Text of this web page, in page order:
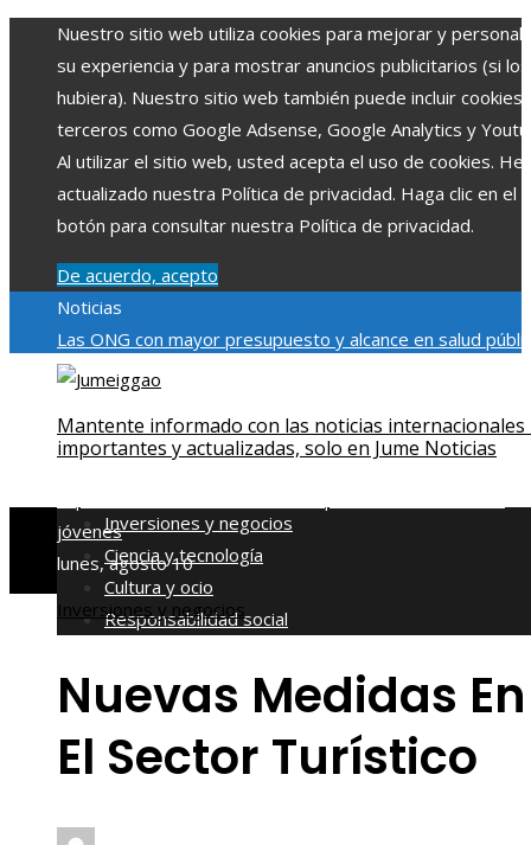
Nuestro sitio web utiliza cookies para mejorar y
su experiencia y para mostrar anuncios publicitarios (si los
hubiera). Nuestro sitio web también puede incluir cookies
terceros como Google Adsense, Google Analytics y
Al utilizar el sitio web, usted acepta el uso de cookies.
actualizado nuestra Política de privacidad. Haga clic en el
botón para consultar nuestra Política de privacidad.
De acuerdo, acepto
Noticias
Las ONG con mayor presupuesto y alcance en salud
educaciónImpacto económico y social de la estacionalidad
impacto en la regulación bancariaCómo la RSE impulsa el
desarrollo social y ambiental en comunidades chilenas
jóvenes
lunes, agosto 10
Mantente informado con las noticias internacionales
importantes y actualizadas, solo en Jume Noticias
Inversiones y negocios
Ciencia y tecnología
Cultura y ocio
Responsabilidad social
Inversiones y negocios
Nuevas Medidas En
El Sector Turístico